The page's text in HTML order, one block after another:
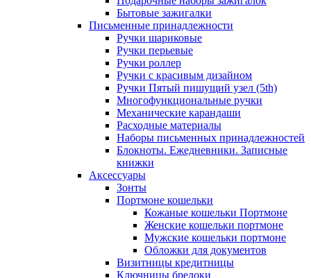
Бытовые зажигалки
Письменные принадлежности
Ручки шариковые
Ручки перьевые
Ручки роллер
Ручки с красивым дизайном
Ручки Пятый пишущий узел (5th)
Многофункциональные ручки
Механические карандаши
Расходные материалы
Наборы письменных принадлежностей
Блокноты. Ежедневники. Записные
книжки
Аксессуары
Зонты
Портмоне кошельки
Кожаные кошельки Портмоне
Женские кошельки портмоне
Мужские кошельки портмоне
Обложки для документов
Визитницы кредитницы
Ключницы брелоки